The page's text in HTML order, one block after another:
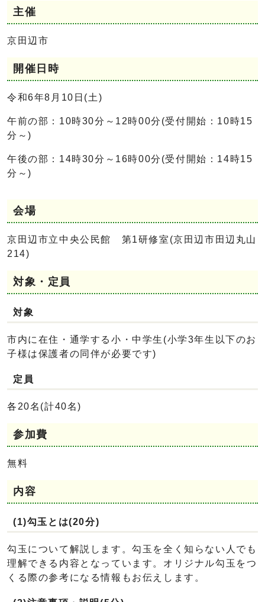
主催
京田辺市
開催日時
令和6年8月10日(土)
午前の部：10時30分～12時00分(受付開始：10時15
分～)
午後の部：14時30分～16時00分(受付開始：14時15
分～)
会場
京田辺市立中央公民館 第1研修室(京田辺市田辺丸山
214)
対象・定員
対象
市内に在住・通学する小・中学生(小学3年生以下のお
子様は保護者の同伴が必要です)
定員
各20名(計40名)
参加費
無料
内容
(1)勾玉とは(20分)
勾玉について解説します。勾玉を全く知らない人でも
理解できる内容となっています。オリジナル勾玉をつ
くる際の参考になる情報もお伝えします。